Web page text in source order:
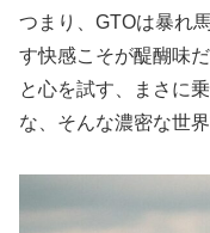
つまり、GTOは暴れ
す快感こそが醍醐味
と心を試す、まさに
な、そんな濃密な世